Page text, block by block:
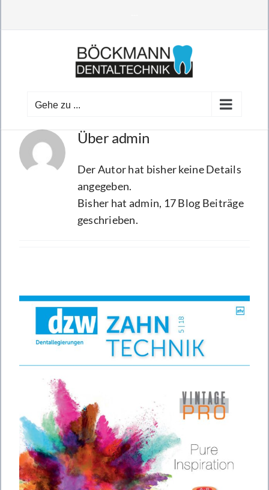
Gehe zu ...
Über admin
Der Autor hat bisher keine Details
angegeben.
Bisher hat admin, 17 Blog Beiträge
geschrieben.